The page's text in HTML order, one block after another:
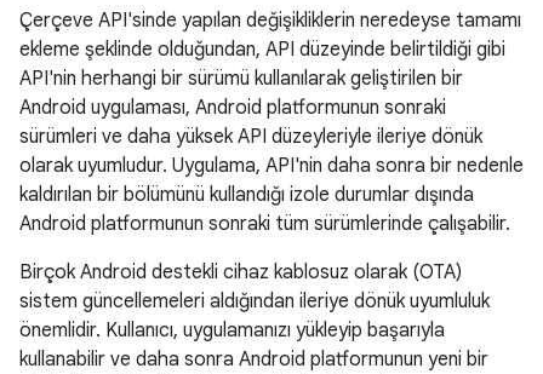
Çerçeve API'sinde yapılan değişikliklerin neredeyse tamamı
ekleme şeklinde olduğundan, API düzeyinde belirtildiği gibi
API'nin herhangi bir sürümü kullanılarak geliştirilen bir
Android uygulaması, Android platformunun sonraki
sürümleri ve daha yüksek API düzeyleriyle ileriye dönük
olarak uyumludur. Uygulama, API'nin daha sonra bir nedenle
kaldırılan bir bölümünü kullandığı izole durumlar dışında
Android platformunun sonraki tüm sürümlerinde çalışabilir.
Birçok Android destekli cihaz kablosuz olarak (OTA)
sistem güncellemeleri aldığından ileriye dönük uyumluluk
önemlidir. Kullanıcı, uygulamanızı yükleyip başarıyla
kullanabilir ve daha sonra Android platformunun yeni bir